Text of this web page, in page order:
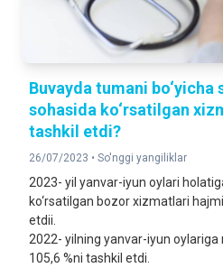
Buvayda tumani bo‘yicha
sohasida ko‘rsatilgan
tashkil etdi?
26/07/2023 • So'nggi yangiliklar
2023- yil yanvar-iyun oylari
ko‘rsatilgan bozor xizmatlari
etdii.
2022- yilning yanvar-iyun oylariga
105,6 %ni tashkil etdi.